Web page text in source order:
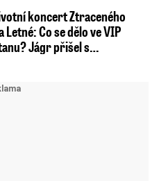
koncert Ztraceného
Letné: Co se dělo ve VIP
Jágr přišel s…